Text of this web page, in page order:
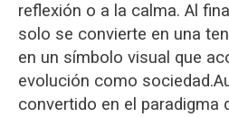
reflexión o a la calma. Al
solo se convierte en una
en un símbolo visual que
evolución como sociedad.
convertido en el paradigma